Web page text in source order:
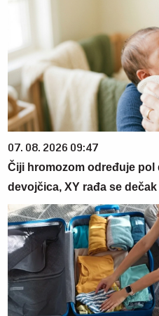
07. 08. 2026 09:47
Čiji hromozom određuje pol
devojčica, XY rađa se dečak